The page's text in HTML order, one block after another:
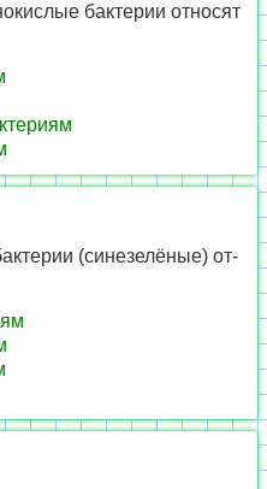
бак­те­рии от­но­сят
(си­не­зелёные) от­